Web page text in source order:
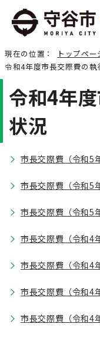
現在の位置： トップペー
令和4年度市長交際費の執
令和4年
状況
市長交際費（令和5
市長交際費（令和5
市長交際費（令和5
市長交際費（令和4
市長交際費（令和4
市長交際費（令和4
市長交際費（令和4